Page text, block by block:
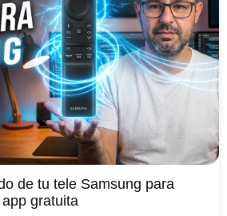
de tu tele Samsung para
gratuita